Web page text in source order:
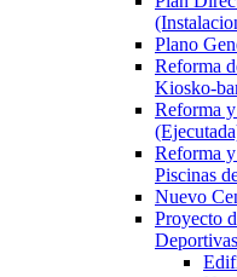
Plano
Reforma
Kiosko-
Reforma
Reforma
Piscinas
Nuevo
Proyecto